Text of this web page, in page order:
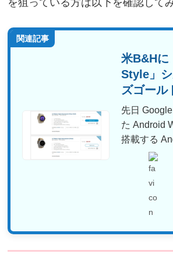
を狙っている方は以下を確認して
関連記事
米B&Hに
Style」
ズゴール
先日
た Android
搭載する